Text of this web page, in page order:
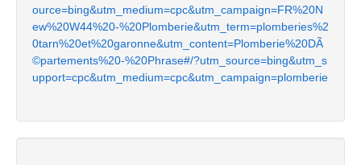
ource=bing&utm_medium=cpc&utm_campaign=FR%20N
ew%20W44%20-%20Plomberie&utm_term=plomberies%2
0tarn%20et%20garonne&utm_content=Plomberie%20DÃ
©partements%20-%20Phrase#/?utm_source=bing&utm_s
upport=cpc&utm_medium=cpc&utm_campaign=plomberie